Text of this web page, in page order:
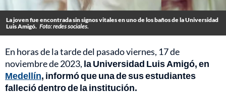
La joven fue encontrada sin signos vitales en uno de los baños de la Universidad
Luis Amigó. Foto: redes sociales.
En horas de la tarde del pasado viernes, 17 de
noviembre de 2023, la Universidad Luis Amigó, en
Medellín, informó que una de sus estudiantes
falleció dentro de la institución.